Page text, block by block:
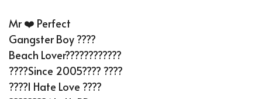
Mr ❤️ Perfect
Gangster Boy ????
Beach Lover????????????
????Since 2005???? ????
????I Hate Love ????